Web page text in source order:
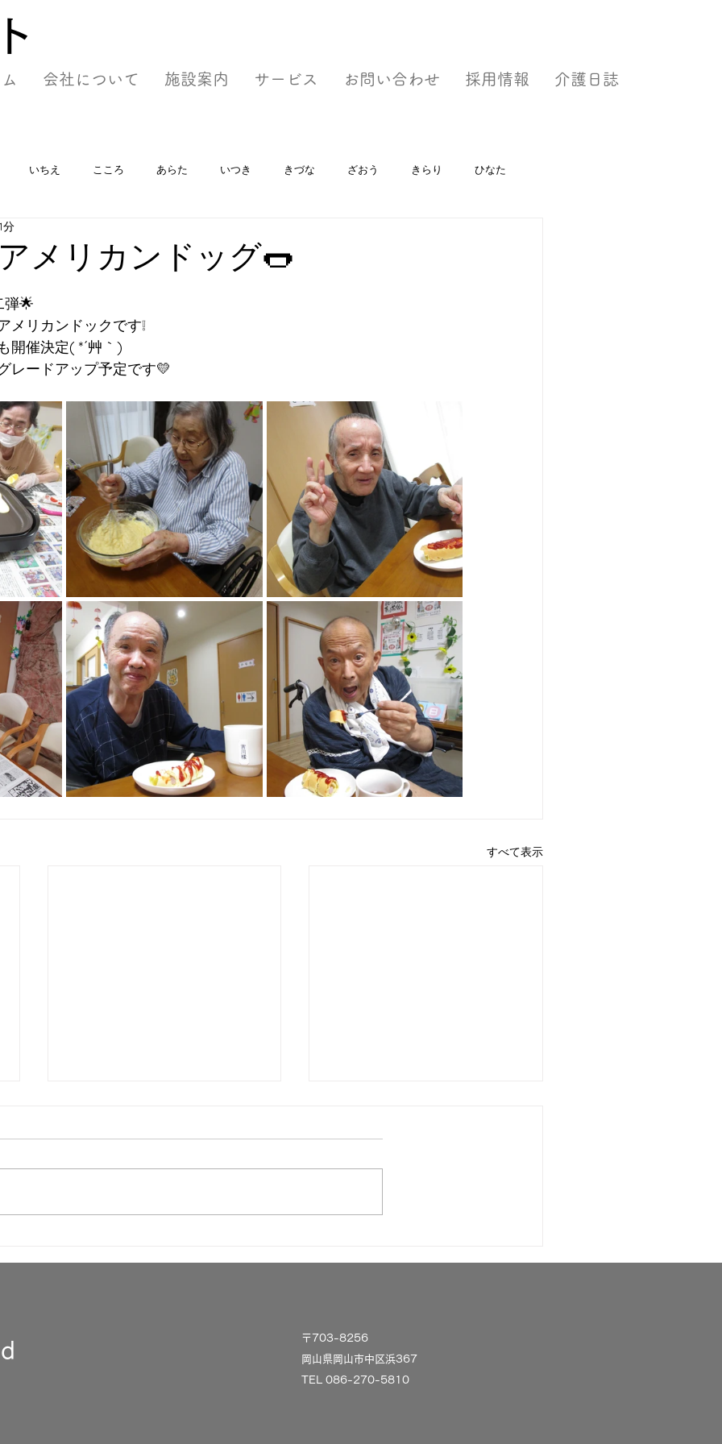
会社について 施設案内 サービス お問い合わせ 採用情報 介護日誌
いちえ こころ あらた いつき きづな ざおう きらり ひなた
メリカンドッグ🌭
分
弾🌟
リカンドックです❕
開催決定( *´艸｀)
レードアップ予定です💛
すべて表示
くらたタウン 秋祭り
〒703-8256
岡山県岡山市中区浜367
TEL 086-270-5810